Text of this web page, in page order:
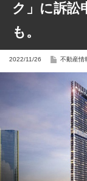
ク」に訴訟
も。
2022/11/26 不動産情